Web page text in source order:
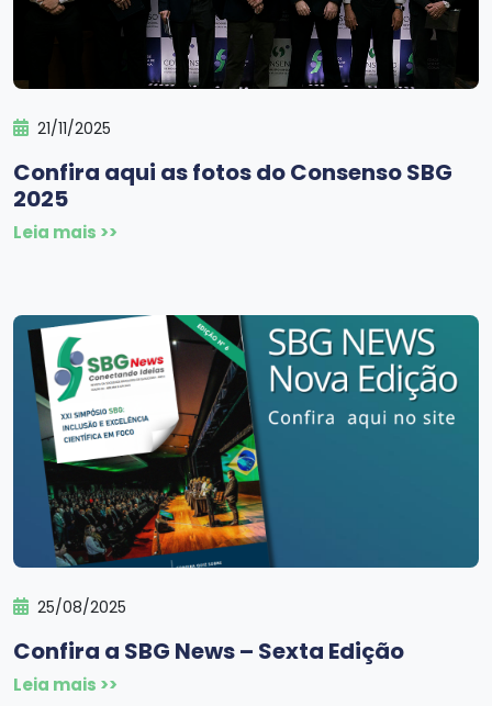
21/11/2025
Confira aqui as fotos do Consenso SBG
2025
Leia mais >>
25/08/2025
Confira a SBG News – Sexta Edição
Leia mais >>